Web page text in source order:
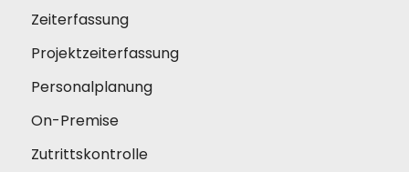
Zeiterfassung
Projektzeiterfassung
Personalplanung
On-Premise
Zutrittskontrolle